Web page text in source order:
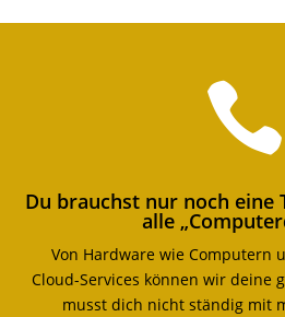

Du brauchst nur noch
alle
Von Hardware wie Computern
Cloud-Services können wir deine
musst dich nicht ständig mit